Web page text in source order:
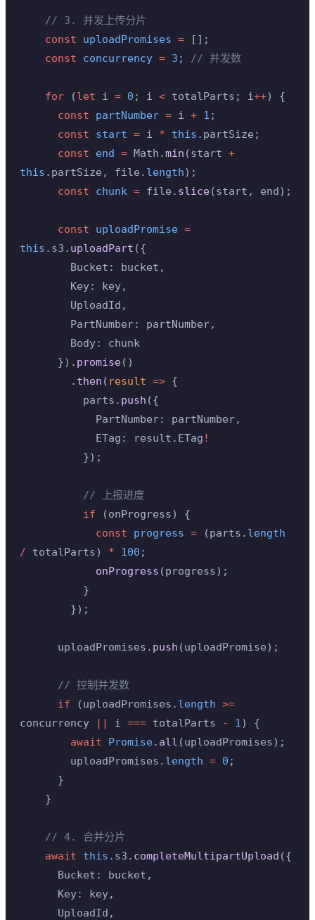
    // 3. 并发上传分片
    const
uploadPromises = [];
    const
concurrency = 3 ; // 并发数
    for
(let i = 0 ; i < totalParts; i++) {
      const
partNumber = i + 1 ;
      const
start = i * this .partSize;
      const
end = Math.min (start +
this .partSize, file. length);
      const
chunk = file. slice(start, end);
      const
uploadPromise =
this .s3. uploadPart ({
        Bucket: bucket,
        Key: key,
        UploadId,
        PartNumber: partNumber,
        Body: chunk
      }).
promise()
        .
then ( result => {
          parts.
push ({
            PartNumber: partNumber,
            ETag: result.ETag
!
          });
          // 上报进度
          if
(onProgress) {
            const
progress = (parts. length
/ totalParts) * 100 ;
            onProgress
(progress);
          }
        });
      uploadPromises.
push (uploadPromise);
      // 控制并发数
      if
(uploadPromises. length >=
concurrency
|| i === totalParts - 1 ) {
        await
Promise. all (uploadPromises);
        uploadPromises.
length = 0 ;
      }
    }
    // 4. 合并分片
    await
this .s3. completeMultipartUpload ({
      Bucket: bucket,
      Key: key,
      UploadId,